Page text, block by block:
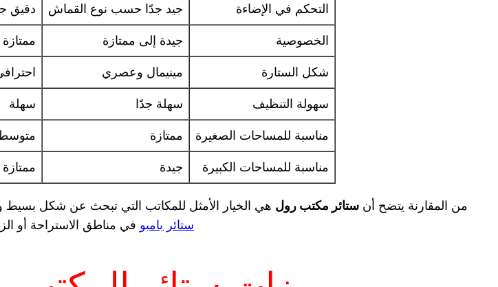
التحكم في الإضاءة جيد جدًا حسب نوع القماش دقيق
الخصوصية جيدة إلى ممتازة ممتازة
شكل الستارة مينيمال وعصري
سهولة التنظيف سهلة جدًا سهلة
مناسبة للمساحات الصغيرة ممتازة
مناسبة للمساحات الكبيرة جيدة ممتازة
من المقارنة يتضح أن ستائر مكتب رول هي الخيار الأمثل للمكاتب التي تبحث عن شكل بسيط
ستائر بامبو في مناطق الاستراحة أو